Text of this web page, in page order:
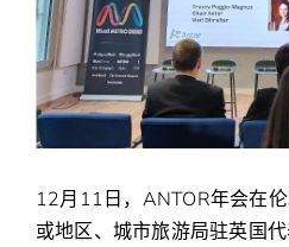
12月11日，ANTOR年会在
或地区、城市旅游局驻英国